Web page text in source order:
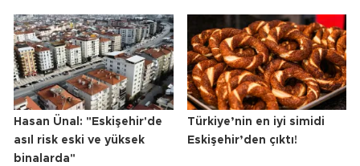
Hasan Ünal: "Eskişehir'de
asıl risk eski ve yüksek
binalarda"
Türkiye’nin en iyi simidi
Eskişehir’den çıktı!